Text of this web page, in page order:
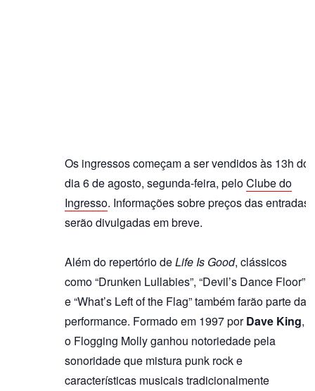
Os ingressos começam a ser vendidos às 13h do
dia 6 de agosto, segunda-feira, peloClube do
Ingresso. Informações sobre preços das entradas
serão divulgadas em breve.
Além do repertório deLife Is Good, clássicos
como “Drunken Lullabies”, “Devil’s Dance Floor”
e “What’s Left of the Flag” também farão parte da
performance. Formado em 1997 porDave King,
o Flogging Molly ganhou notoriedade pela
sonoridade que mistura punk rock e
características musicais tradicionalmente